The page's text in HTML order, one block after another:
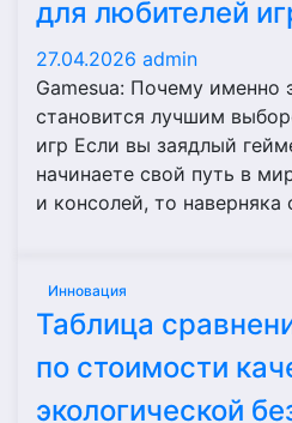
для любителей
27.04.2026 admin
Gamesua: Почему именно
становится лучшим
игр Если вы заядлый
начинаете свой путь в
и консолей, то наверняка
Инновация
Таблица
по стоимости
экологической